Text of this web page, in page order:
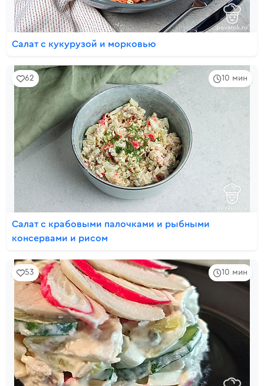
Салат с кукурузой и морковью
10 мин
62
Салат с крабовыми палочками и рыбными
консервами и рисом
10 мин
53